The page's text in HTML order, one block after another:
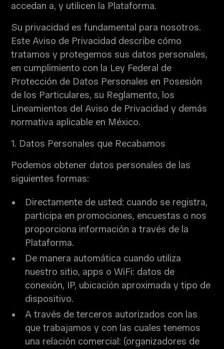
accedan a, y utilicen la Plataforma.
Su privacidad es fundamental para nosotros.
Este Aviso de Privacidad describe cómo
tratamos y protegemos sus datos personales,
en cumplimiento con la Ley Federal de
Protección de Datos Personales en Posesión
de los Particulares, su Reglamento, los
Lineamientos del Aviso de Privacidad y demás
normativa aplicable en México.
1. Datos Personales que Recabamos
Podemos obtener datos personales de las
siguientes formas:
Directamente de usted: cuando se registra,
participa en promociones, encuestas o nos
proporciona información a través de la
Plataforma.
De manera automática cuando utiliza
nuestro sitio, apps o WiFi: datos de
conexión, IP, ubicación aproximada y tipo de
dispositivo.
A través de terceros autorizados con las
que trabajamos y con las cuales tenemos
una relación comercial: (organizadores de